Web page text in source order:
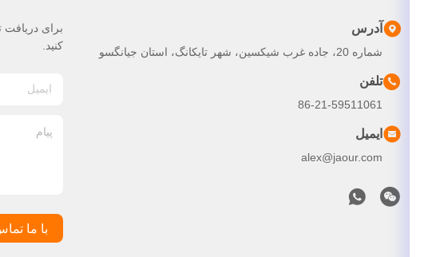
آدرس
شماره 20، جاده غرب شیکسین، شهر تایکانگ، استان جیانگسو
تلفن
86-21-59511061
ایمیل
alex@jaour.com
برای دریافت
کنید.
با ما